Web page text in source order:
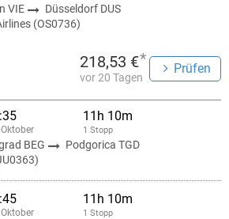
VIE
Düsseldorf DUS
(OS0736)
218,53 €*
vor 20 Tagen
Prüfen
11h 10m
1 Stopp
BEG
Podgorica TGD
11h 10m
1 Stopp